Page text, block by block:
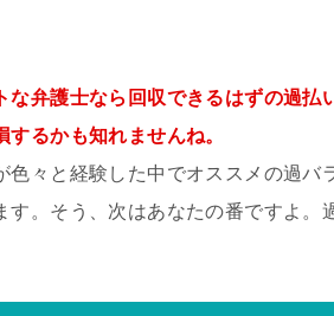
な弁護士なら回収できるはずの過
するかも知れませんね。
色々と経験した中でオススメの過
す。そう、次はあなたの番ですよ。